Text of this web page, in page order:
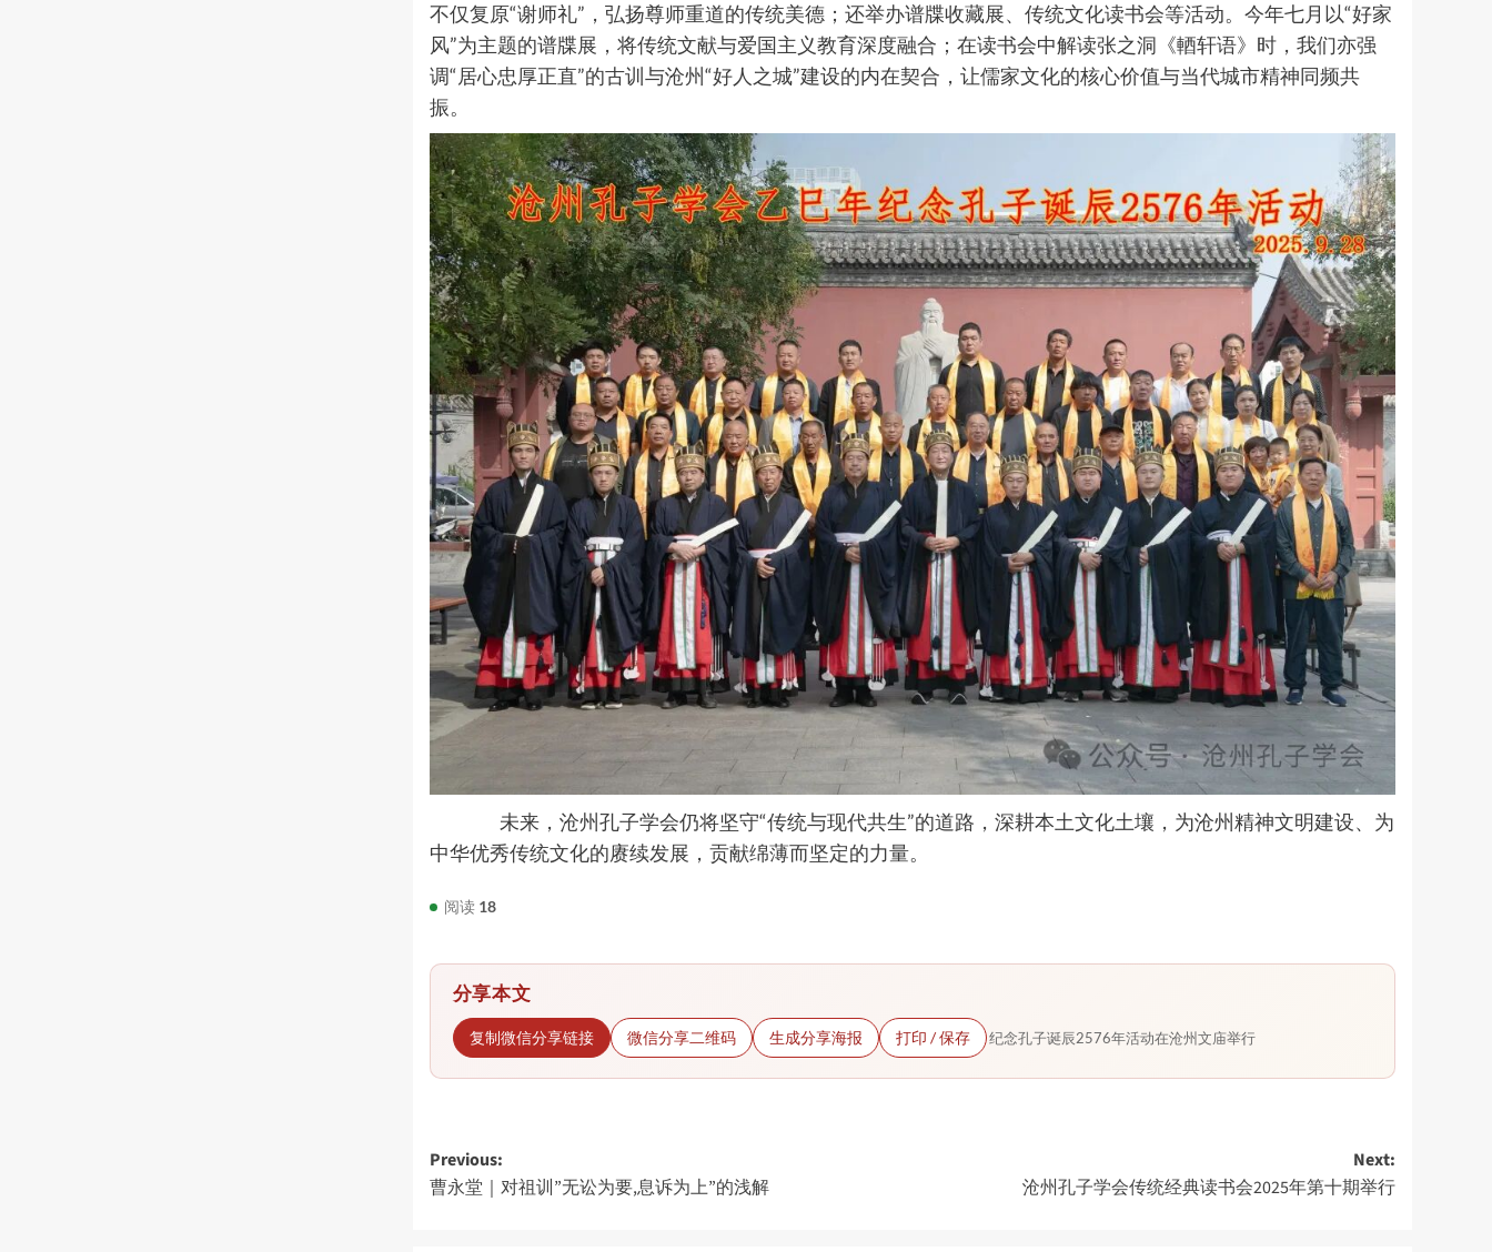
不仅复原“谢师礼”，弘扬尊师重道的传统美德；还举办谱牒收藏展、传统文化读书会等活动。今年七月以“好家
风”为主题的谱牒展，将传统文献与爱国主义教育深度融合；在读书会中解读张之洞《輏轩语》时，我们亦强
调“居心忠厚正直”的古训与沧州“好人之城”建设的内在契合，让儒家文化的核心价值与当代城市精神同频共
振。
未来，沧州孔子学会仍将坚守“传统与现代共生”的道路，深耕本土文化土壤，为沧州精神文明建设、为
中华优秀传统文化的赓续发展，贡献绵薄而坚定的力量。
阅读 18
分享本文
复制微信分享链接 微信分享二维码 生成分享海报 打印 / 保存 纪念孔子诞辰2576年活动在沧州文庙举行
Post
navigation
Previous:
曹永堂｜对祖训”无讼为要,息诉为上”的浅解
Next:
沧州孔子学会传统经典读书会2025年第十期举行